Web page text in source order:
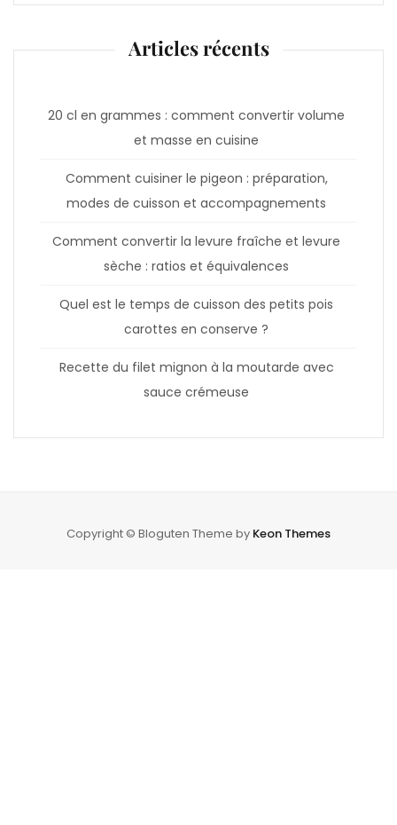
Articles récents
20 cl en grammes : comment convertir volume
et masse en cuisine
Comment cuisiner le pigeon : préparation,
modes de cuisson et accompagnements
Comment convertir la levure fraîche et levure
sèche : ratios et équivalences
Quel est le temps de cuisson des petits pois
carottes en conserve ?
Recette du filet mignon à la moutarde avec
sauce crémeuse
Copyright © Bloguten Theme by Keon Themes